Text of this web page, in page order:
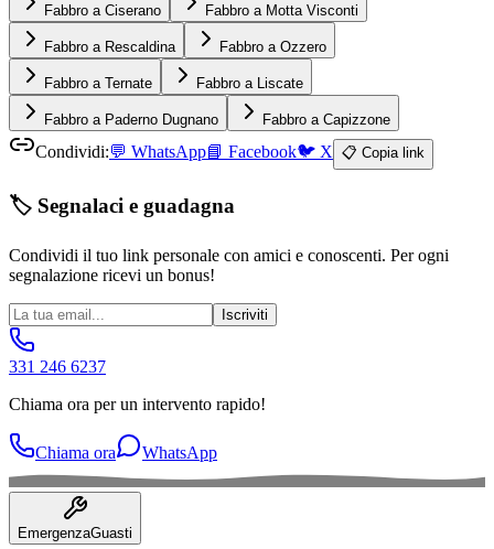
Fabbro a Ciserano Fabbro a Motta Visconti
Fabbro a Rescaldina Fabbro a Ozzero
Fabbro a Ternate Fabbro a Liscate
Fabbro a Paderno Dugnano Fabbro a Capizzone
Condividi:💬 WhatsApp📘 Facebook🐦 X 📋 Copia link
🏷️ Segnalaci e guadagna
Condividi il tuo link personale con amici e conoscenti. Per ogni
segnalazione ricevi un bonus!
Iscriviti
331 246 6237
Chiama ora per un intervento rapido!
Chiama ora WhatsApp
EmergenzaGuasti